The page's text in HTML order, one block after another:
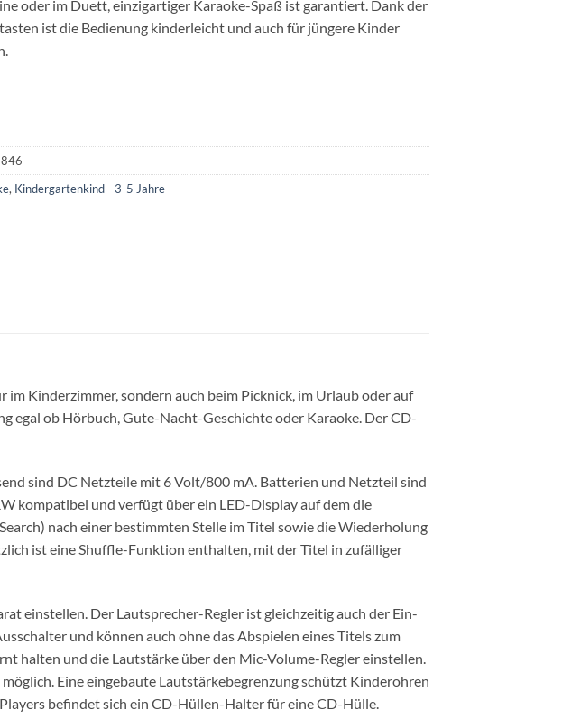
oder im Duett, einzigartiger Karaoke-Spaß ist garantiert. Dank der
ist die Bedienung kinderleicht und auch für jüngere Kinder
, Kindergartenkind - 3-5 Jahre
Kinderzimmer, sondern auch beim Picknick, im Urlaub oder auf
egal ob Hörbuch, Gute-Nacht-Geschichte oder Karaoke. Der CD-
sind DC Netzteile mit 6 Volt/800 mA. Batterien und Netzteil sind
kompatibel und verfügt über ein LED-Display auf dem die
nach einer bestimmten Stelle im Titel sowie die Wiederholung
ist eine Shuffle-Funktion enthalten, mit der Titel in zufälliger
einstellen. Der Lautsprecher-Regler ist gleichzeitig auch der Ein-
und können auch ohne das Abspielen eines Titels zum
halten und die Lautstärke über den Mic-Volume-Regler einstellen.
Eine eingebaute Lautstärkebegrenzung schützt Kinderohren
befindet sich ein CD-Hüllen-Halter für eine CD-Hülle.